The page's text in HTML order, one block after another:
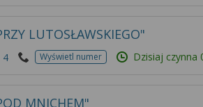
LUTOSŁAWSKIEGO"
4 Wyświetl numer Dzisiaj czynna
MNICHEM"